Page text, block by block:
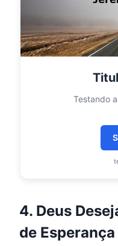
Testando
4. Deus
de Esperança